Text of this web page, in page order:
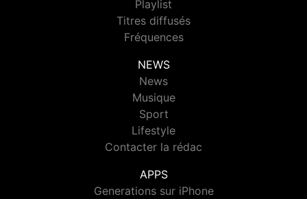
Playlist
Titres diffusés
Fréquences
NEWS
News
Musique
Sport
Lifestyle
Contacter la rédac
APPS
Generations sur iPhone